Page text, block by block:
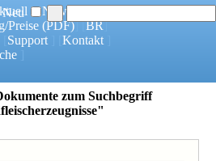
] [News
Preise (PDF)] [BR]
Support] [ Kontakt]
]
Neu
zum Suchbegriff